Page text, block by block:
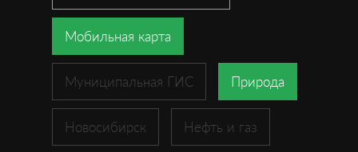
Мобильная карта
Муниципальная ГИС Природа
Новосибирск Нефть и газ